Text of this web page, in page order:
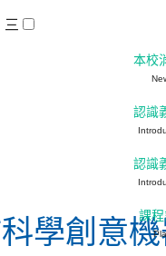
學創意
三
本校
認識
認識
課程